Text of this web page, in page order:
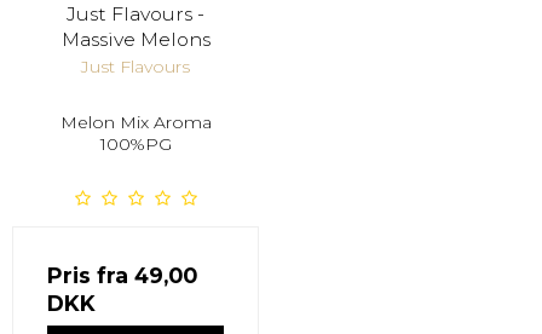
Just Flavours -
Massive Melons
Just Flavours
Melon Mix Aroma
100%PG
Pris fra 49,00
DKK